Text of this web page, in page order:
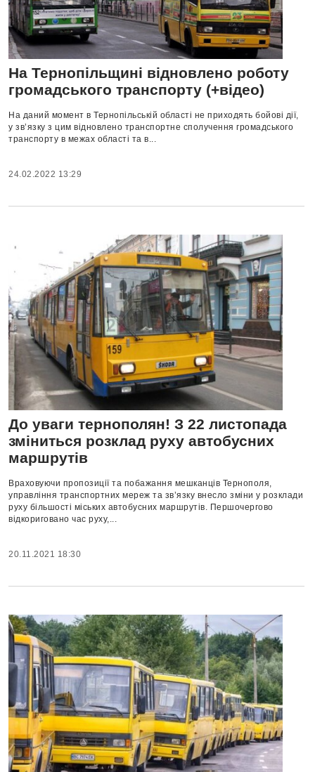
На Тернопільщині відновлено роботу
громадського транспорту (+відео)
На даний момент в Тернопільській області не приходять бойові дії,
у зв’язку з цим відновлено транспортне сполучення громадського
транспорту в межах області та в...
24.02.2022 13:29
До уваги тернополян! З 22 листопада
зміниться розклад руху автобусних
маршрутів
Враховуючи пропозиції та побажання мешканців Тернополя,
управління транспортних мереж та зв’язку внесло зміни у розклади
руху більшості міських автобусних маршрутів. Першочергово
відкориговано час руху,...
20.11.2021 18:30